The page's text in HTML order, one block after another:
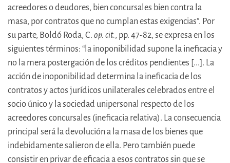
acreedores o deudores, bien concursales bien contra la
masa, por contratos que no cumplan estas exigencias”. Por
su parte, Boldó Roda, C. op. cit., pp. 47-82, se expresa en los
siguientes términos: “la inoponibilidad supone la ineficacia y
no la mera postergación de los créditos pendientes [...]. La
acción de inoponibilidad determina la ineficacia de los
contratos y actos jurídicos unilaterales celebrados entre el
socio único y la sociedad unipersonal respecto de los
acreedores concursales (ineficacia relativa). La consecuencia
principal será la devolución a la masa de los bienes que
indebidamente salieron de ella. Pero también puede
consistir en privar de eficacia a esos contratos sin que se